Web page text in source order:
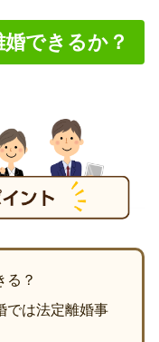
できるか？
る？
では法定離婚事